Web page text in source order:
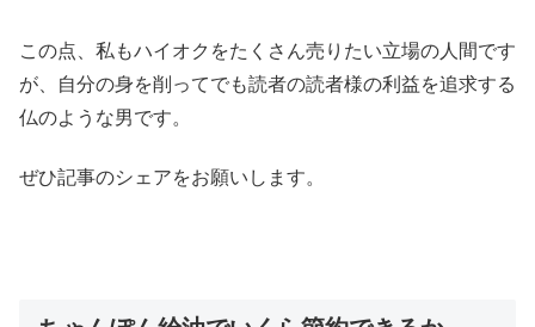
この点、私もハイオクをたくさん売りたい立場の人間です
が、自分の身を削ってでも読者の読者様の利益を追求する
仏のような男です。
ぜひ記事のシェアをお願いします。